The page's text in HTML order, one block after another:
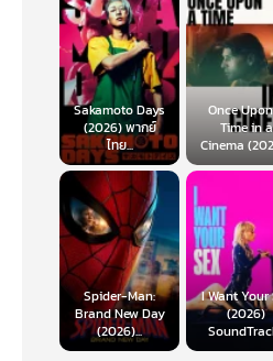
Sakamoto Days
(2026) พากย์
ไทย...
Once
Time in a
Cinema
Spider-Man:
Brand New Day
(2026)...
I Want Your
(2026)